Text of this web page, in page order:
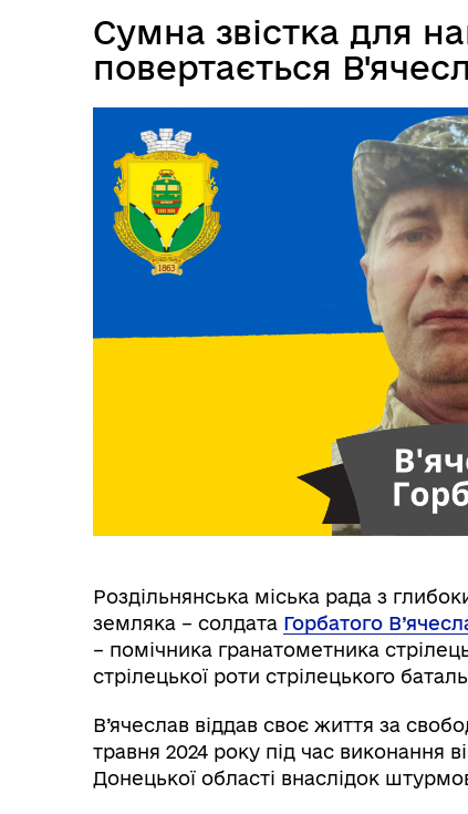
комітету
Графіки прийому громадян
Сумна звістка для
повертається
Роздільнянська міська рада з
земляка – солдата Горбатого
– помічника гранатометника
стрілецької роти стрілецького
В’ячеслав віддав своє життя за
травня 2024 року під час виконання
Донецької області внаслідок